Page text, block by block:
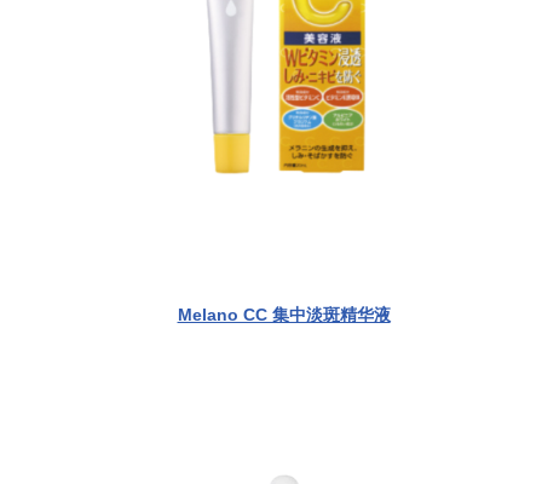
Melano CC 集中淡斑精华液